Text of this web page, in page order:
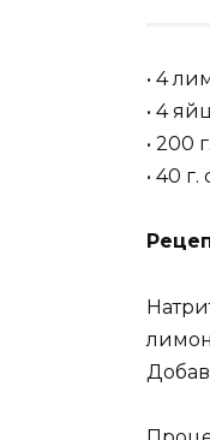
• 4
• 4
• 200
• 40